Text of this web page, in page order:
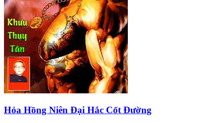
Hỏa Hồng Niên Đại Hắc Cốt Đường